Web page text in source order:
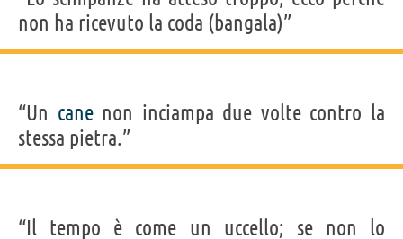
non ha ricevuto la coda (bangala)”
“Un canenon inciampa due volte contro la
stessa pietra.”
“Il tempo è come un uccello; se non lo